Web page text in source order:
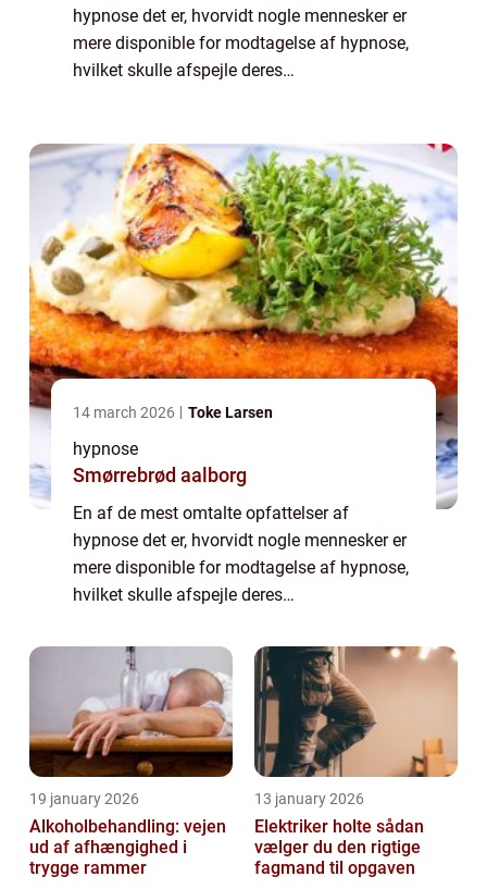
hypnose det er, hvorvidt nogle mennesker er
mere disponible for modtagelse af hypnose,
hvilket skulle afspejle deres
14 march 2026 Toke Larsen
hypnose
Smørrebrød aalborg
En af de mest omtalte opfattelser af
hypnose det er, hvorvidt nogle mennesker er
mere disponible for modtagelse af hypnose,
hvilket skulle afspejle deres
lidt mærkeligt, men myten skulle gå p&ar...
19 january 2026
Alkoholbehandling: vejen
ud af afhængighed i
trygge rammer
13 january 2026
Elektriker holte sådan
vælger du den rigtige
fagmand til opgaven